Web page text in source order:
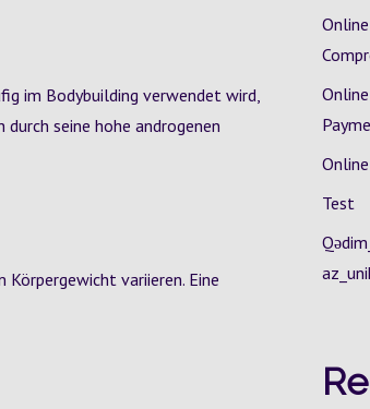
im Bodybuilding verwendet wird,
seine hohe androgenen
variieren. Eine
Test